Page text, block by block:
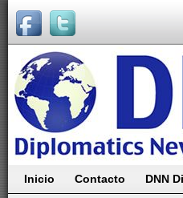
Inicio Contacto DNN